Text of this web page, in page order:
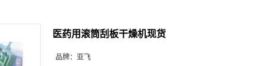
医药用滚筒刮板干燥机现货
品牌： 亚飞